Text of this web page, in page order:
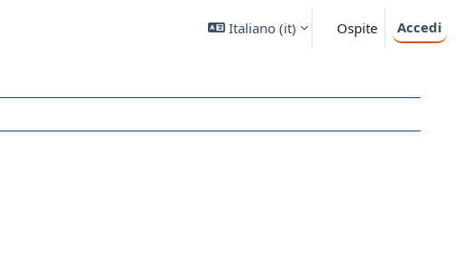
Italiano ‎(it)‎ Ospite Accedi